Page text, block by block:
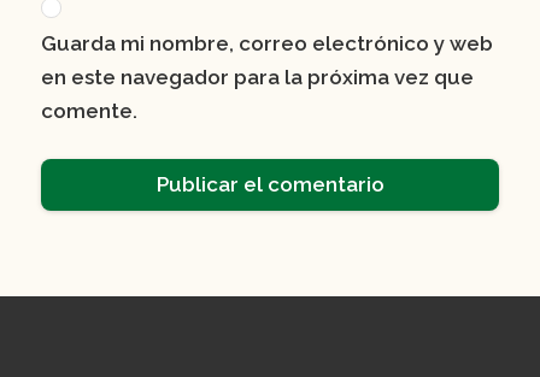
Guarda mi nombre, correo electrónico y web
en este navegador para la próxima vez que
comente.